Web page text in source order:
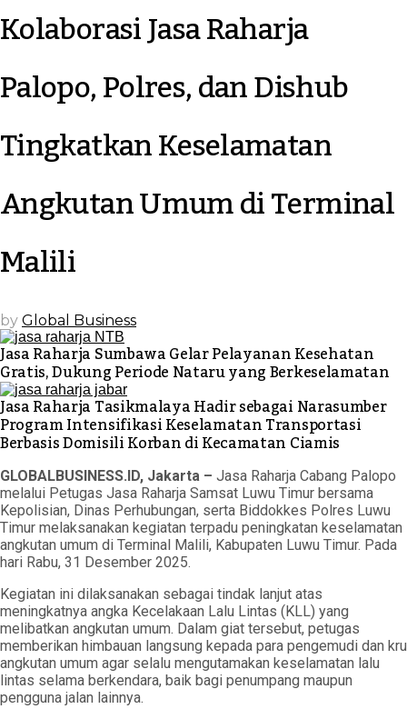
Kolaborasi Jasa Raharja
Palopo, Polres, dan Dishub
Tingkatkan Keselamatan
Angkutan Umum di Terminal
Malili
by Global Business
Jasa Raharja Sumbawa Gelar Pelayanan Kesehatan
Gratis, Dukung Periode Nataru yang Berkeselamatan
Jasa Raharja Tasikmalaya Hadir sebagai Narasumber
Program Intensifikasi Keselamatan Transportasi
Berbasis Domisili Korban di Kecamatan Ciamis
GLOBALBUSINESS.ID, Jakarta – Jasa Raharja Cabang Palopo
melalui Petugas Jasa Raharja Samsat Luwu Timur bersama
Kepolisian, Dinas Perhubungan, serta Biddokkes Polres Luwu
Timur melaksanakan kegiatan terpadu peningkatan keselamatan
angkutan umum di Terminal Malili, Kabupaten Luwu Timur. Pada
hari Rabu, 31 Desember 2025.
Kegiatan ini dilaksanakan sebagai tindak lanjut atas
meningkatnya angka Kecelakaan Lalu Lintas (KLL) yang
melibatkan angkutan umum. Dalam giat tersebut, petugas
memberikan himbauan langsung kepada para pengemudi dan kru
angkutan umum agar selalu mengutamakan keselamatan lalu
lintas selama berkendara, baik bagi penumpang maupun
pengguna jalan lainnya.